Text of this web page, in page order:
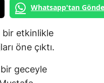
Whatsapp'tan
bir etkinlikle
öne çıktı.
geceyle